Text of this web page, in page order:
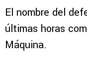
El nombre del
últimas horas
Máquina.